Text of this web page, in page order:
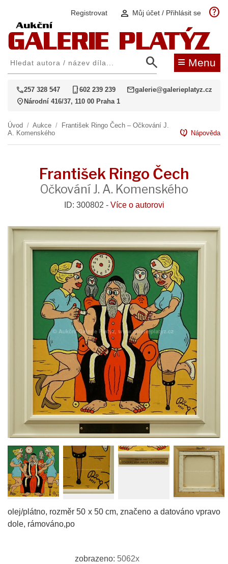
Registrovat person Můj účet / Přihlásit se help
search ≡ Menu
call257 328 547 phone_iphone602 239 239 mailgalerie@galerieplatyz.cz
location_on Národní 416/37, 110 00 Praha 1
Úvod / Aukce /
František Ringo Čech – Očkování J.
A. Komenského
contact_support Nápověda
František Ringo Čech
Očkování J. A. Komenského
ID: 300802 - Více o autorovi
olej/plátno, rozměr 50 x 50 cm, značeno a datováno vpravo
dole, rámováno,po
zobrazeno: 5062x